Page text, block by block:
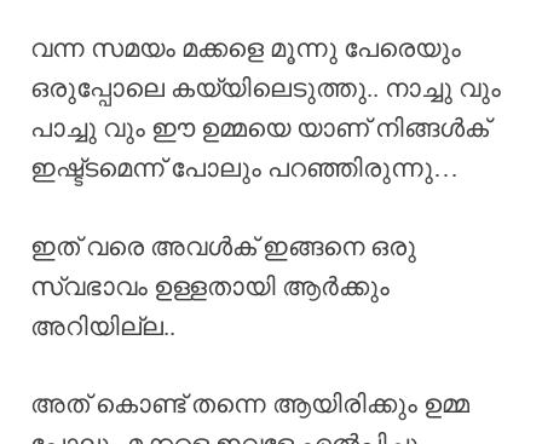
വന്ന സമയം മക്കളെ മൂന്നു പേരെയും
ഒരുപ്പോലെ കയ്യിലെടുത്തു.. നാച്ചു വും
പാച്ചു വും ഈ ഉമ്മയെ യാണ് നിങ്ങൾക്
ഇഷ്ട്ടമെന്ന് പോലും പറഞ്ഞിരുന്നു…
ഇത് വരെ അവൾക് ഇങ്ങനെ ഒരു
സ്വഭാവം ഉള്ളതായി ആർക്കും
അറിയില്ല..
അത് കൊണ്ട് തന്നെ ആയിരിക്കും ഉമ്മ